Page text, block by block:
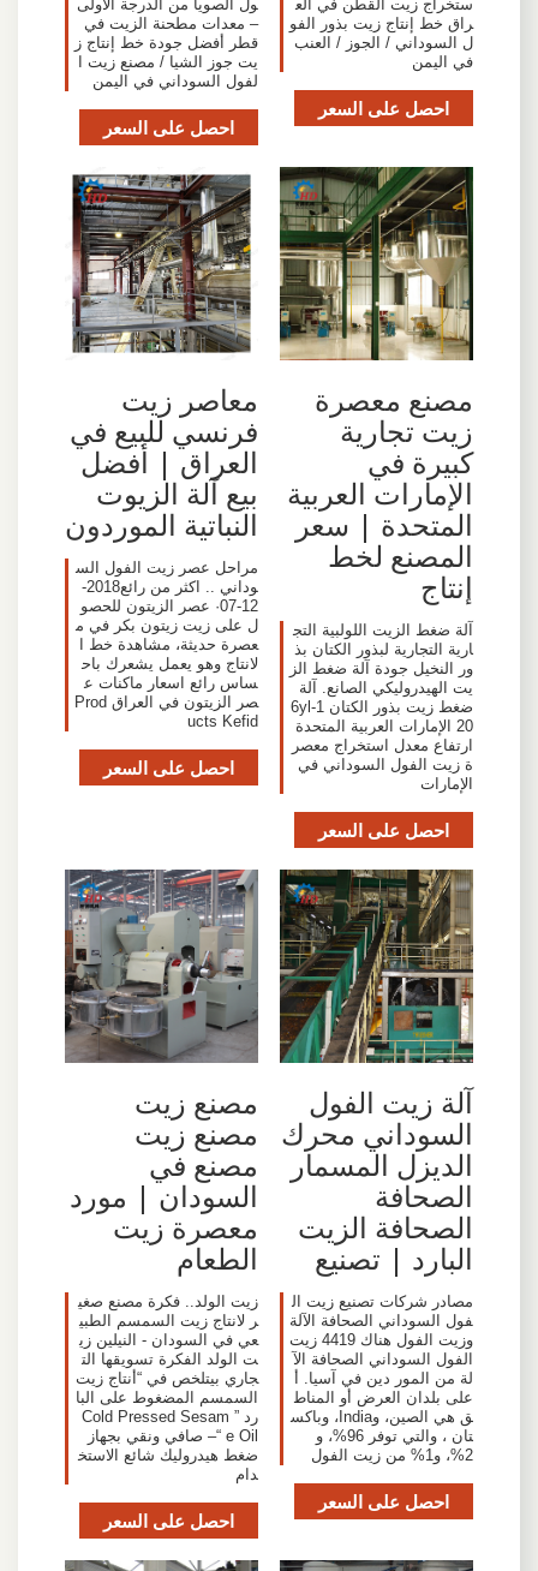
ستخراج زيت القطن في الع
راق خط إنتاج زيت بذور الفو
ل السوداني / الجوز / العنب
في اليمن
احصل على السعر
ول الصويا من الدرجة الأولى
– معدات مطحنة الزيت في
قطر أفضل جودة خط إنتاج ز
يت جوز الشيا / مصنع زيت ا
لفول السوداني في اليمن
احصل على السعر
مصنع معصرة
زيت تجارية
كبيرة في
الإمارات العربية
المتحدة | سعر
المصنع لخط
إنتاج
آلة ضغط الزيت اللولبية التج
ارية التجارية لبذور الكتان بذ
ور النخيل جودة آلة ضغط الز
يت الهيدروليكي الصانع. آلة
ضغط زيت بذور الكتان 6yl-1
20 الإمارات العربية المتحدة
ارتفاع معدل استخراج معصر
ة زيت الفول السوداني في
الإمارات
احصل على السعر
معاصر زيت
فرنسي للبيع في
العراق | أفضل
بيع آلة الزيوت
النباتية الموردون
مراحل عصر زيت الفول الس
وداني .. اكثر من رائع2018-
12-07· عصر الزيتون للحصو
ل على زيت زيتون بكر في م
عصرة حديثة، مشاهدة خط ا
لانتاج وهو يعمل يشعرك باح
ساس رائع اسعار ماكنات ع
صر الزيتون في العراق Prod
ucts Kefid
احصل على السعر
آلة زيت الفول
السوداني محرك
الديزل المسمار
الصحافة
الصحافة الزيت
البارد | تصنيع
مصادر شركات تصنيع زيت ال
فول السوداني الصحافة الآلة
وزيت الفول هناك 4419 زيت
الفول السوداني الصحافة الآ
لة من المور دين في آسيا. أ
على بلدان العرض أو المناط
ق هي الصين، وIndia، وباكس
تان ، والتي توفر 96%، و
2%، و1% من زيت الفول
احصل على السعر
مصنع زيت
مصنع زيت
مصنع في
السودان | مورد
معصرة زيت
الطعام
زيت الولد.. فكرة مصنع صغي
ر لانتاج زيت السمسم الطبي
عي في السودان - النيلين زي
ت الولد الفكرة تسويقها الت
جاري بيتلخص في “أنتاج زيت
السمسم المضغوط على البا
رد ” Cold Pressed Sesam
e Oil “– صافي ونقي بجهاز
ضغط هيدروليك شائع الاستخ
دام
احصل على السعر